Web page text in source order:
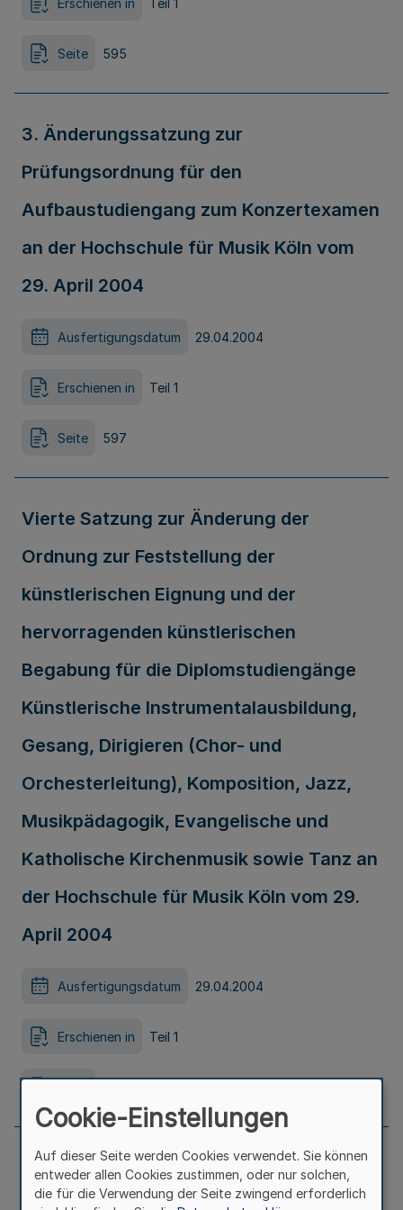
Seite 595
3. Änderungssatzung zur
Prüfungsordnung für den
Aufbaustudiengang zum Konzertexamen
an der Hochschule für Musik Köln vom
29. April 2004
Ausfertigungsdatum 29.04.2004
Erschienen in Teil 1
Seite 597
Vierte Satzung zur Änderung der
Ordnung zur Feststellung der
künstlerischen Eignung und der
hervorragenden künstlerischen
Begabung für die Diplomstudiengänge
Künstlerische Instrumentalausbildung,
Gesang, Dirigieren (Chor- und
Orchesterleitung), Komposition, Jazz,
Musikpädagogik, Evangelische und
Katholische Kirchenmusik sowie Tanz an
der Hochschule für Musik Köln vom 29.
April 2004
Ausfertigungsdatum 29.04.2004
Erschienen in Teil 1
Umsetzung des Internationalen
Übereinkommens zum Schutz des
Cookie-Einstellungen
Auf dieser Seite werden Cookies verwendet. Sie können
entweder allen Cookies zustimmen, oder nur solchen,
die für die Verwendung der Seite zwingend erforderlich